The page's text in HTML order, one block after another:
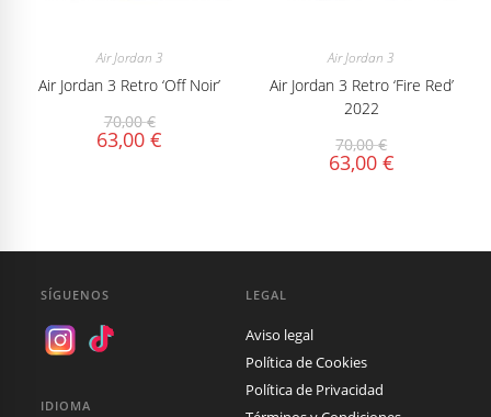
Air Jordan 3
Air Jordan 3 Retro ‘Off Noir’
70,00€
63,00€
Air Jordan 3
Air Jordan 3 Retro ‘Fire Red’
2022
70,00€
63,00 €
SÍGUENOS
IDIOMA
LEGAL
Aviso legal
Política de Cookies
Política de Privacidad